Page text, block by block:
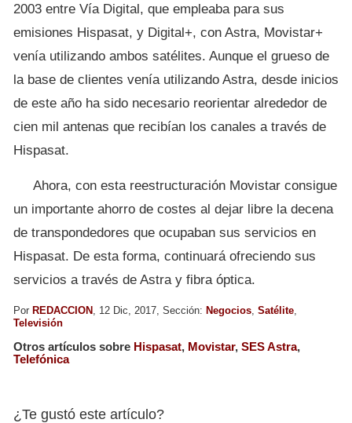
2003 entre Vía Digital, que empleaba para sus
emisiones Hispasat, y Digital+, con Astra, Movistar+
venía utilizando ambos satélites. Aunque el grueso de
la base de clientes venía utilizando Astra, desde inicios
de este año ha sido necesario reorientar alrededor de
cien mil antenas que recibían los canales a través de
Hispasat.
Ahora, con esta reestructuración Movistar consigue
un importante ahorro de costes al dejar libre la decena
de transpondedores que ocupaban sus servicios en
Hispasat. De esta forma, continuará ofreciendo sus
servicios a través de Astra y fibra óptica.
Por REDACCION , 12 Dic, 2017, Sección: Negocios Satélite
Televisión
Otros artículos sobre Hispasat, Movistar, SES Astra,
Telefónica
¿Te gustó este artículo?